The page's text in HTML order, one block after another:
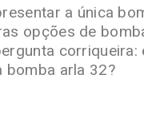
a única
opções de
bomba arla 32?